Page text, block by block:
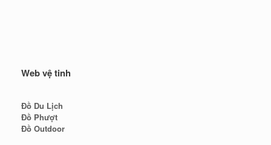
Web vệ tinh
Đồ Du Lịch
Đồ Phượt
Đồ Outdoor